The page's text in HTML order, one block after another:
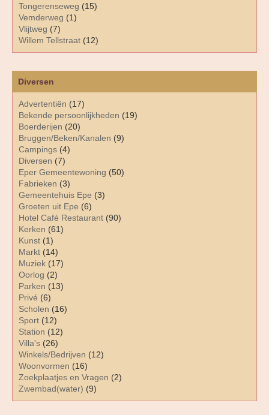
Diversen
Advertentiën (17)
Bekende persoonlijkheden (19)
Boerderijen (20)
Bruggen/Beken/Kanalen (9)
Campings (4)
Diversen (7)
Eper Gemeentewoning (50)
Fabrieken (3)
Gemeentehuis Epe (3)
Groeten uit Epe (6)
Hotel Café Restaurant (90)
Kerken (61)
Kunst (1)
Markt (14)
Muziek (17)
Oorlog (2)
Parken (13)
Privé (6)
Scholen (16)
Sport (12)
Station (12)
Villa's (26)
Winkels/Bedrijven (12)
Woonvormen (16)
Zoekplaatjes en Vragen (2)
Zwembad(water) (9)
Tongerenseweg (15)
Vemderweg (1)
Vlijtweg (7)
Willem Tellstraat (12)